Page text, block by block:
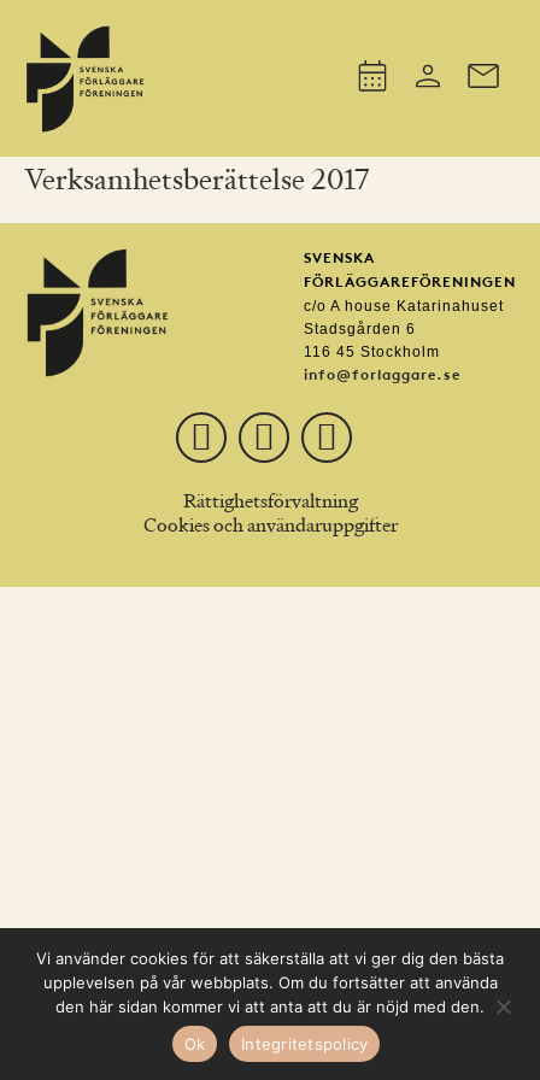
Verksamhetsberättelse 2017
SVENSKA
FÖRLÄGGAREFÖRENINGEN
c/o A house Katarinahuset
Stadsgården 6
116 45 Stockholm
info@forlaggare.se
Rättighetsförvaltning
Cookies och användaruppgifter
Vi använder cookies för att säkerställa att vi ger dig den bästa
upplevelsen på vår webbplats. Om du fortsätter att använda
den här sidan kommer vi att anta att du är nöjd med den.
Ok
Integritetspolicy